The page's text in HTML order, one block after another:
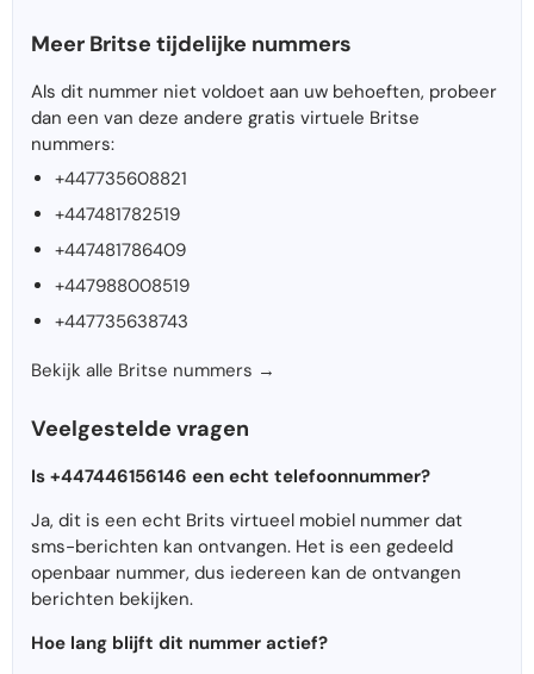
Meer Britse tijdelijke nummers
Als dit nummer niet voldoet aan uw behoeften, probeer
dan een van deze andere gratis virtuele Britse
nummers:
+447735608821
+447481782519
+447481786409
+447988008519
+447735638743
Bekijk alle Britse nummers →
Veelgestelde vragen
Is +447446156146 een echt telefoonnummer?
Ja, dit is een echt Brits virtueel mobiel nummer dat
sms-berichten kan ontvangen. Het is een gedeeld
openbaar nummer, dus iedereen kan de ontvangen
berichten bekijken.
Hoe lang blijft dit nummer actief?